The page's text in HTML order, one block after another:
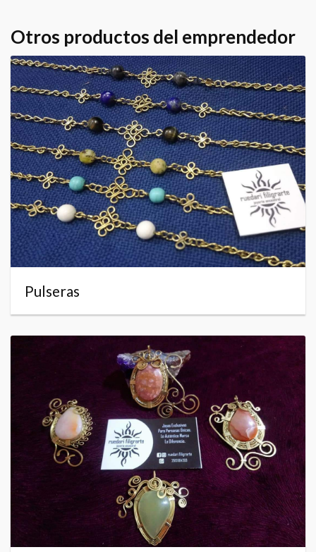
Otros productos del emprendedor
Pulseras